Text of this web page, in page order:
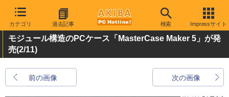
カテゴリ 過去記事 検索 Impressサイト
モジュール構造のPCケース「MasterCase Maker 5」が発
売(2/11)
前の画像 次の画像